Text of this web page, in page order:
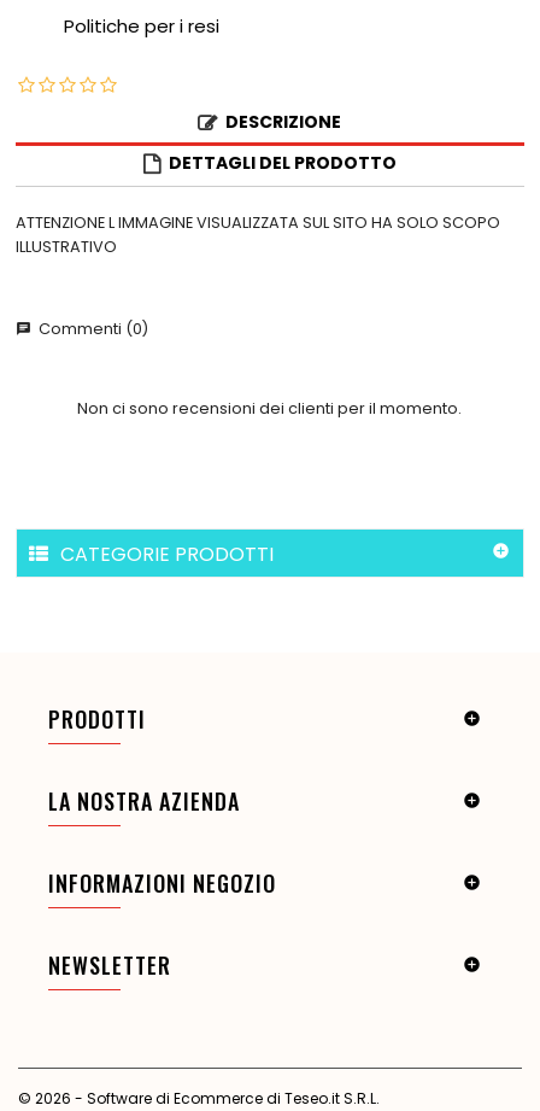
Politiche per i resi
DESCRIZIONE
DETTAGLI DEL PRODOTTO
ATTENZIONE L IMMAGINE VISUALIZZATA SUL SITO HA SOLO SCOPO
ILLUSTRATIVO
chat Commenti (0)
Non ci sono recensioni dei clienti per il momento.
CATEGORIE PRODOTTI 
PRODOTTI 
LA NOSTRA AZIENDA 
INFORMAZIONI NEGOZIO 
NEWSLETTER 
© 2026 - Software di Ecommerce di Teseo.it S.R.L.